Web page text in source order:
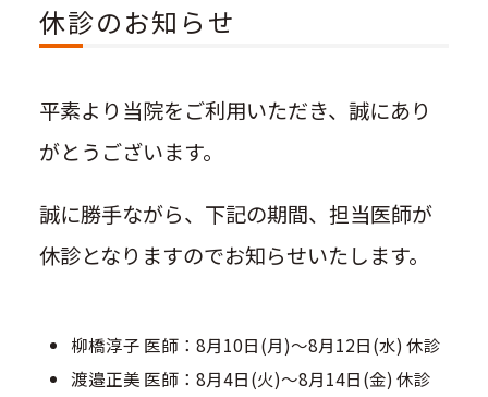
休診のお知らせ
平素より当院をご利用いただき、誠にあり
がとうございます。
誠に勝手ながら、下記の期間、担当医師が
休診となりますのでお知らせいたします。
柳橋淳子 医師：8月10日(月)～8月12日(水) 休診
渡邉正美 医師：8月4日(火)～8月14日(金) 休診